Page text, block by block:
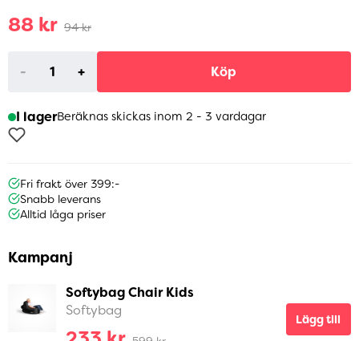
88 kr 94 kr
- + Köp
I lagerBeräknas skickas inom 2 - 3 vardagar
Fri frakt över 399:-
Snabb leverans
Alltid låga priser
Kampanj
Softybag Chair Kids
Softybag
Lägg till